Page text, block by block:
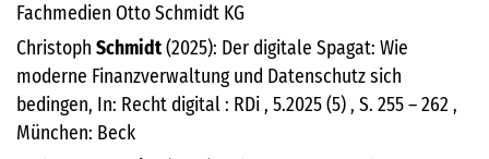
Fachmedien Otto Schmidt KG
Christoph Schmidt(2025): Der digitale Spagat: Wie
moderne Finanzverwaltung und Datenschutz sich
bedingen, In: Recht digital : RDi , 5.2025 (5) , S. 255 – 262 ,
München: Beck